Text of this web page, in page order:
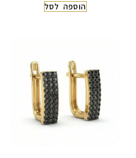
הוספה לסל